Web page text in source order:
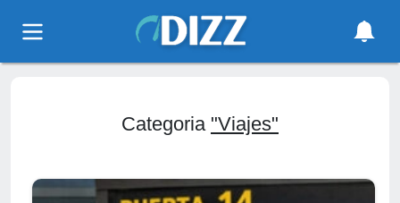
Categoria "Viajes"